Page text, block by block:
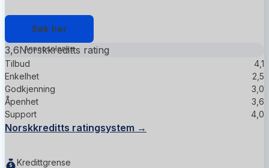
Søk her
3,6Norskkreditts rating
Tilbud
4,1
Enkelhet
2,5
Godkjenning
3,0
Åpenhet
3,6
Support
4,0
Norskkreditts ratingsystem →
Kredittgrense